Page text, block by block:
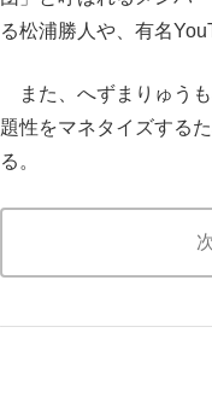
る松浦勝人や、有名
また、へずまりゅう
題性をマネタイズする
る。